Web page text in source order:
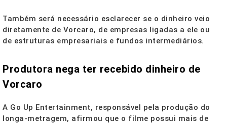
Também será necessário esclarecer se o dinheiro veio
diretamente de Vorcaro, de empresas ligadas a ele ou
de estruturas empresariais e fundos intermediários.
Produtora nega ter recebido dinheiro de
Vorcaro
A Go Up Entertainment, responsável pela produção do
longa-metragem, afirmou que o filme possui mais de